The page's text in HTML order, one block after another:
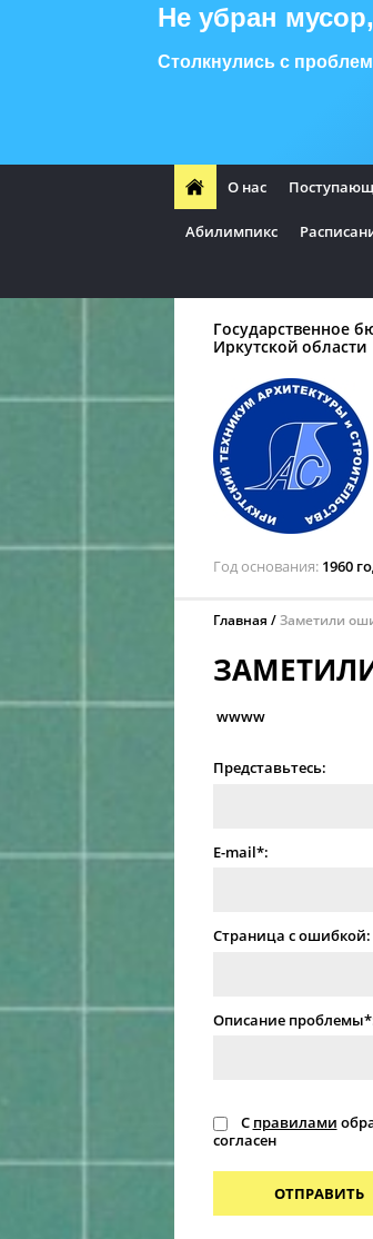
Не убран
Столкнулись с
О нас
Абилимпикс
Государственное
Иркутской области
Год основания 1960
Главная Заметили
wwww
Представьтесь:
E-mail*:
Страница с ошибкой:
Описание
С правилами
согласен
ОТПРАВИТЬ